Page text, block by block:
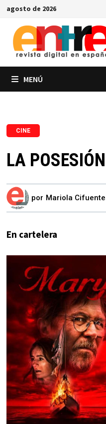
Saltar
contenido
agosto de 2026
MENÚ
CINE
LA
por Mariola
En cartelera